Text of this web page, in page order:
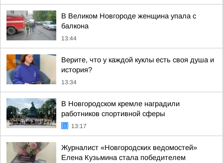
В Великом Новгороде женщина упала с
балкона
13:44
Верите, что у каждой куклы есть своя душа и
история?
13:34
В Новгородском кремле наградили
работников спортивной сферы
13:17
Журналист «Новгородских ведомостей»
Елена Кузьмина стала победителем